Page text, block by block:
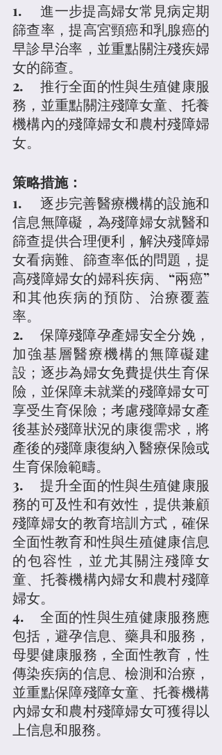
1.	進一步提高婦女常見病定期
篩查率，提高宮頸癌和乳腺癌的
早診早治率，並重點關注殘疾婦
女的篩查。
2.	推行全面的性與生殖健康服
務，並重點關注殘障女童、托養
機構內的殘障婦女和農村殘障婦
女。
策略措施：
1.	逐步完善醫療機構的設施和
信息無障礙，為殘障婦女就醫和
篩查提供合理便利，解決殘障婦
女看病難、篩查率低的問題，提
高殘障婦女的婦科疾病、“兩癌”
和其他疾病的預防、治療覆蓋
率。
2.	保障殘障孕產婦安全分娩，
加強基層醫療機構的無障礙建
設；逐步為婦女免費提供生育保
險，並保障未就業的殘障婦女可
享受生育保險；考慮殘障婦女產
後基於殘障狀況的康復需求，將
產後的殘障康復納入醫療保險或
生育保險範疇。
3.	提升全面的性與生殖健康服
務的可及性和有效性，提供兼顧
殘障婦女的教育培訓方式，確保
全面性教育和性與生殖健康信息
的包容性，並尤其關注殘障女
童、托養機構內婦女和農村殘障
婦女。
4.	全面的性與生殖健康服務應
包括，避孕信息、藥具和服務，
母嬰健康服務，全面性教育，性
傳染疾病的信息、檢測和治療，
並重點保障殘障女童、托養機構
內婦女和農村殘障婦女可獲得以
上信息和服務。